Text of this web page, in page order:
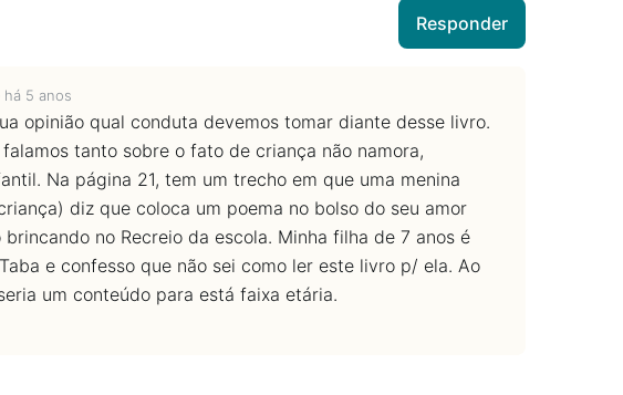
Responder
há 5 anos
opinião qual conduta devemos tomar diante desse livro.
tanto sobre o fato de criança não namora,
Na página 21, tem um trecho em que uma menina
diz que coloca um poema no bolso do seu amor
brincando no Recreio da escola. Minha filha de 7 anos é
e confesso que não sei como ler este livro p/ ela. Ao
um conteúdo para está faixa etária.